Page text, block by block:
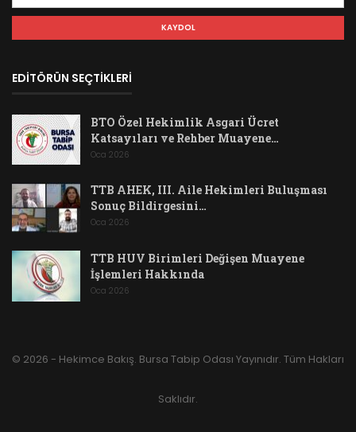
EDİTÖRÜN SEÇTİKLERİ
BTO Özel Hekimlik Asgari Ücret
Katsayıları ve Rehber Muayene…
Oca 2026
TTB AHEK, III. Aile Hekimleri Buluşması
Sonuç Bildirgesini…
Oca 2026
TTB HUV Birimleri Değişen Muayene
İşlemleri Hakkında
Oca 2026
© 2026 - Hekimce Bakış. Bursa Tabip Odası Yayınıdır. Tüm Hakları
Saklıdır.